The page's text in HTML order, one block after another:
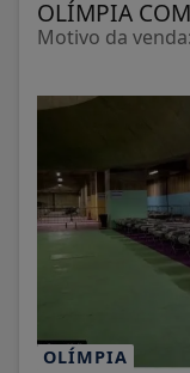
OLÍMPIA
Motivo da
OLÍMPIA